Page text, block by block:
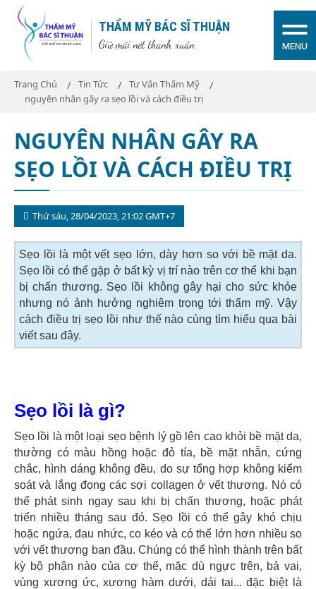
THẨM MỸ BÁC SĨ THUẬN
Giữ mãi nét thanh xuân MENU
Trang Chủ Tin Tức
Tư Vấn Thẩm Mỹ
nguyên nhân gây ra sẹo lồi và cách điều trị
NGUYÊN NHÂN GÂY RA
SẸO LỒI VÀ CÁCH ĐIỀU TRỊ
Thứ sáu, 28/04/2023, 21:02 GMT+7
Sẹo lồi là một vết sẹo lớn, dày hơn so với bề mặt da.
Sẹo lồi có thể gặp ở bất kỳ vị trí nào trên cơ thể khi bạn
bị chấn thương. Sẹo lồi không gây hại cho sức khỏe
nhưng nó ảnh hưởng nghiêm trọng tới thẩm mỹ. Vậy
cách điều trị sẹo lồi như thế nào cùng tìm hiểu qua bài
viết sau đây.
Sẹo lồi là gì?
Sẹo lồi là một loại sẹo bệnh lý gồ lên cao khỏi bề mặt da,
thường có màu hồng hoặc đỏ tía, bề mặt nhẵn, cứng
chắc, hình dáng không đều, do sự tổng hợp không kiểm
soát và lắng đọng các sợi collagen ở vết thương. Nó có
thể phát sinh ngay sau khi bị chấn thương, hoặc phát
triển nhiều tháng sau đó. Sẹo lồi có thể gây khó chịu
hoặc ngứa, đau nhức, co kéo và có thể lớn hơn nhiều so
với vết thương ban đầu. Chúng có thể hình thành trên bất
kỳ bộ phận nào của cơ thể, mặc dù ngực trên, bả vai,
vùng xương ức, xương hàm dưới, dái tai... đặc biệt là